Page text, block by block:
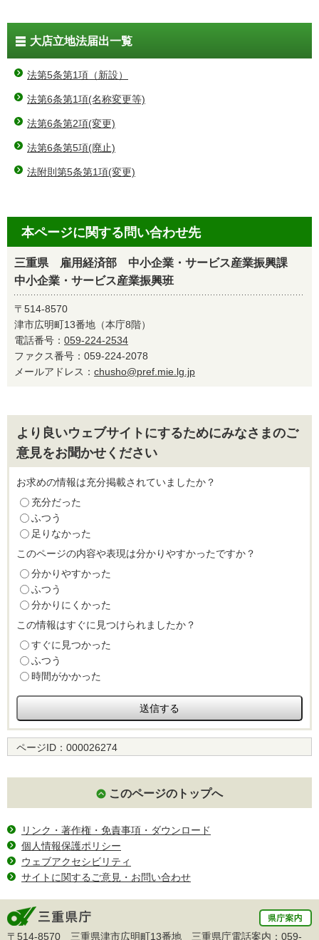
大店立地法届出一覧
法第5条第1項（新設）
法第6条第1項(名称変更等)
法第6条第2項(変更)
法第6条第5項(廃止)
法附則第5条第1項(変更)
本ページに関する問い合わせ先
三重県 雇用経済部 中小企業・サービス産業振興課
中小企業・サービス産業振興班
〒514-8570
津市広明町13番地（本庁8階）
電話番号： 059-224-2534
ファクス番号：059-224-2078
メールアドレス： chusho@pref.mie.lg.jp
より良いウェブサイトにするためにみなさまのご
意見をお聞かせください
お求めの情報は充分掲載されていましたか？
充分だった
ふつう
足りなかった
このページの内容や表現は分かりやすかったですか？
分かりやすかった
ふつう
分かりにくかった
この情報はすぐに見つけられましたか？
すぐに見つかった
ふつう
時間がかかった
ページID： 000026274
このページのトップへ
リンク・著作権・免責事項・ダウンロード
個人情報保護ポリシー
ウェブアクセシビリティ
サイトに関するご意見・お問い合わせ
〒514-8570 三重県津市広明町13番地 三重県庁電話案内： 059-